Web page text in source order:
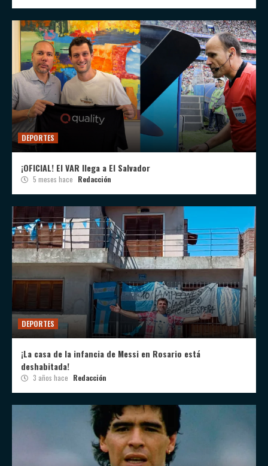
DEPORTES
¡OFICIAL! El VAR llega a El Salvador
5 meses hace Redacción
DEPORTES
¡La casa de la infancia de Messi en Rosario está
deshabitada!
3 años hace Redacción